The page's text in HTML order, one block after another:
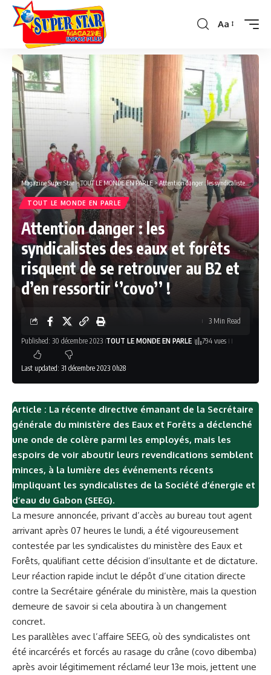
Font
Aa
Magazine Super Star>TOUT LE MONDE EN PARLE>Attention danger : les syndicalistes des eaux et forêts risquent de se retrouver au B2 et d’en ressortir ‘’covo’’ !
TOUT LE MONDE EN PARLE
Attention danger : les
syndicalistes des eaux et forêts
risquent de se retrouver au B2 et
d’en ressortir ‘’covo’’ !
Last updated: 31 décembre 2023 0h28
Published: 30 décembre 2023 TOUT LE MONDE EN PARLE 794 vues
3 Min Read
Article : La récente directive émanant de la Secrétaire
générale du ministère des Eaux et Forêts a déclenché
une onde de colère parmi les employés, mais les
espoirs de voir aboutir leurs revendications semblent
minces, à la lumière des événements récents
impliquant les syndicalistes de la Société d’énergie et
d’eau du Gabon (SEEG).
La mesure annoncée, privant d’accès au bureau tout agent
arrivant après 07 heures le lundi, a été vigoureusement
contestée par les syndicalistes du ministère des Eaux et
Forêts, qualifiant cette décision d’insultante et de dictature.
Leur réaction rapide inclut le dépôt d’une citation directe
contre la Secrétaire générale du ministère, mais la question
demeure de savoir si cela aboutira à un changement
concret.
Les parallèles avec l’affaire SEEG, où des syndicalistes ont
été incarcérés et forcés au rasage du crâne (covo dibemba)
après avoir légitimement réclamé leur 13e mois, jettent une